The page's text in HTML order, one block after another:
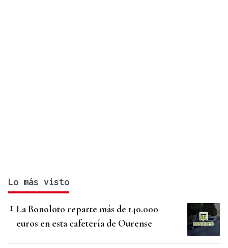
Lo más visto
La Bonoloto reparte más de 140.000
euros en esta cafetería de Ourense